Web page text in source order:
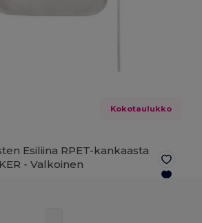
Kokotaulukko
Esiliina RPET-kankaasta
-Valkoinen